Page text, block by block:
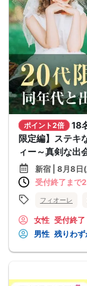
ポイント2倍
18
限定編】ステキ
ィー～真剣な出
新宿 | 8月8日
受付終了まで
フィオーレ
女性 受付終了
男性 残りわず